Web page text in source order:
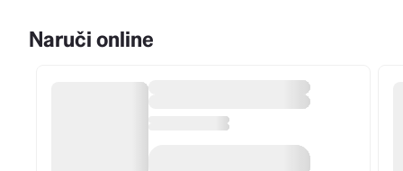
Naruči online